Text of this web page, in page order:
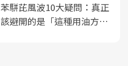
苯駢芘風波10大疑問：真正
該避開的是「這種用油方